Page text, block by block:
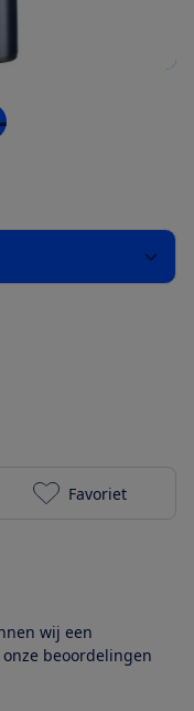
KitchenAid
Favoriet
wij een
beoordelingen